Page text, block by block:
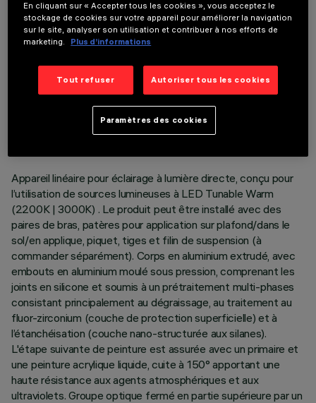
DONNÉES TECHNIQUES
DERNIÈRE MISE À JOUR: 06/08/2026
Appareil linéaire pour éclairage à lumière directe, conçu pour
l’utilisation de sources lumineuses à LED Tunable Warm
(2200K | 3000K) . Le produit peut être installé avec des
paires de bras, patères pour application sur plafond/dans le
sol/en applique, piquet, tiges et filin de suspension (à
commander séparément). Corps en aluminium extrudé, avec
embouts en aluminium moulé sous pression, comprenant les
joints en silicone et soumis à un prétraitement multi-phases
consistant principalement au dégraissage, au traitement au
fluor-zirconium (couche de protection superficielle) et à
l’étanchéisation (couche nano-structurée aux silanes).
L'étape suivante de peinture est assurée avec un primaire et
une peinture acrylique liquide, cuite à 150° apportant une
haute résistance aux agents atmosphériques et aux
ultraviolets. Groupe optique fermé en partie supérieure par un
En cliquant sur « Accepter tous les cookies », vous acceptez le
stockage de cookies sur votre appareil pour améliorer la navigation
sur le site, analyser son utilisation et contribuer à nos efforts de
marketing.
Plus d’informations
Tout refuser Autoriser tous les cookies
Paramètres des cookies